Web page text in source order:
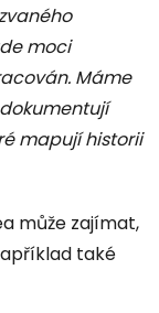
moci
Máme
mapují historii
může zajímat,
také